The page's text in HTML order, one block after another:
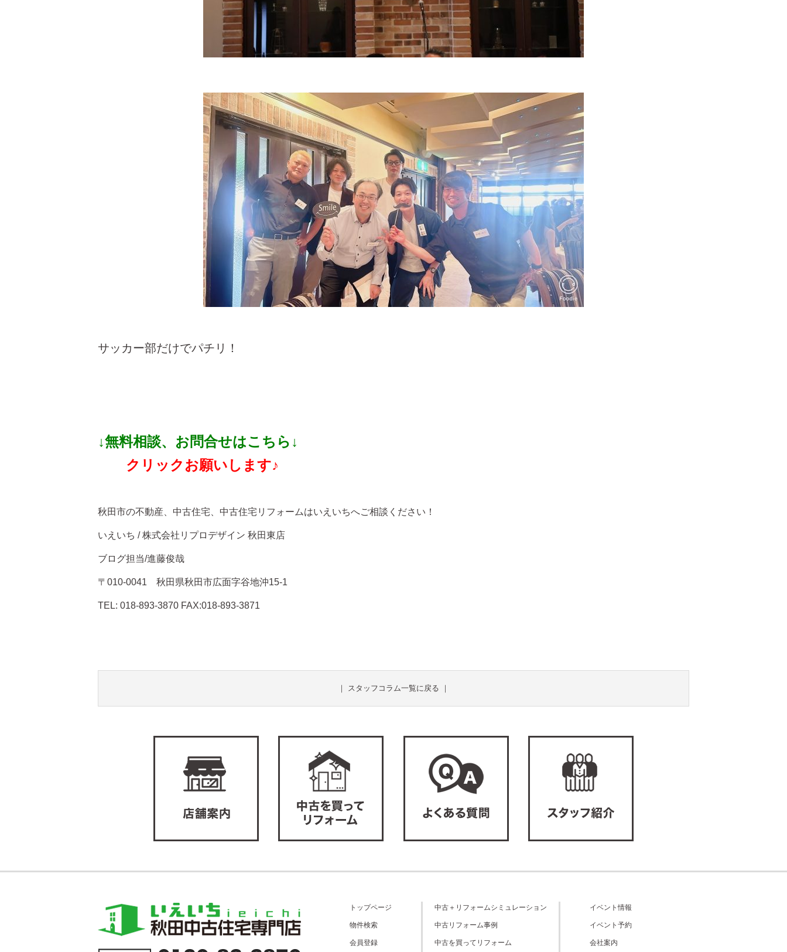
サッカー部だけでパチリ！
↓無料相談、お問合せはこちら↓
クリックお願いします♪
秋田市の不動産、中古住宅、中古住宅リフォームはいえいちへご相談ください！
いえいち / 株式会社リプロデザイン 秋田東店
ブログ担当/進藤俊哉
〒010-0041 秋田県秋田市広面字谷地沖15-1
TEL: 018-893-3870 FAX:018-893-3871
｜ スタッフコラム一覧に戻る ｜
トップページ
物件検索
会員登録
中古＋リフォームシミュレーション
中古リフォーム事例
中古を買ってリフォーム
イベント情報
イベント予約
会社案内